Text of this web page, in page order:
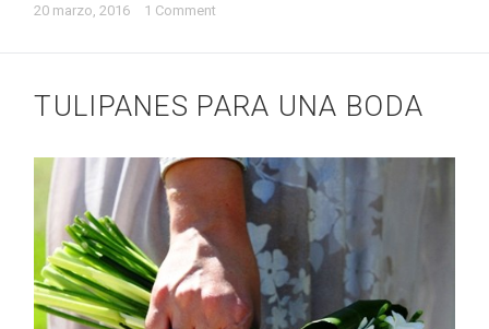
20 marzo, 2016 1 Comment
TULIPANES PARA UNA BODA